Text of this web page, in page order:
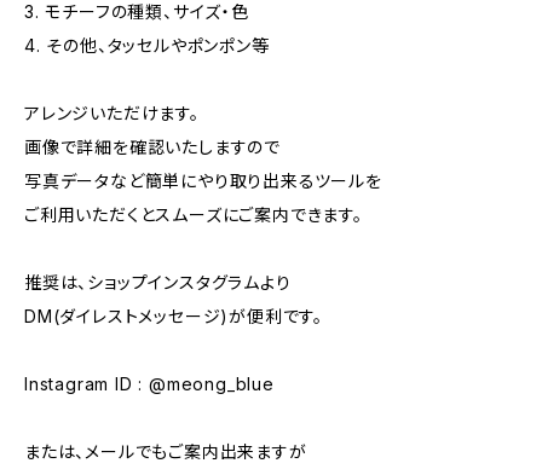
3. モチーフの種類、サイズ・色
4. その他、タッセルやポンポン等
アレンジいただけます。
画像で詳細を確認いたしますので
写真データなど簡単にやり取り出来るツールを
ご利用いただくとスムーズにご案内できます。
推奨は、ショップインスタグラムより
DM(ダイレストメッセージ)が便利です。
Instagram ID : @meong_blue
または、メールでもご案内出来ますが